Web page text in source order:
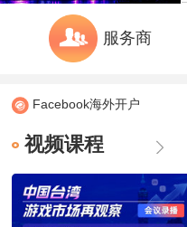
服务商
Facebook海外开户
视频课程